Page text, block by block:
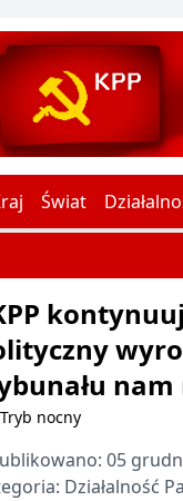
Świat
nam
Tryb nocny
05
Działalność